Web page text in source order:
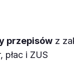
przepisówz
i ZUS